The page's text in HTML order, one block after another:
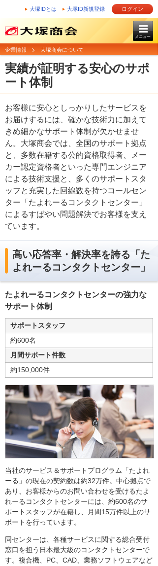
大塚IDとは 大塚ID新規登録 ログイン
メニュー
企業情報 大塚商会について
実績が証明する安心のサポ
ート体制
お客様に安心としっかりしたサービスを
お届けするには、確かな技術力に加えて
きめ細かなサポート体制が欠かせませ
ん。大塚商会では、全国のサポート拠点
と、多数在籍する公的資格取得者、メー
カー認定資格者といった専門エンジニア
による技術支援と、多くのサポートスタ
ッフと充実した回線数を持つコールセン
ター「たよれーるコンタクトセンター」
によるすばやい問題解決でお客様を支え
ています。
高い応答率・解決率を誇る「た
よれーるコンタクトセンター」
たよれーるコンタクトセンターの強力な
サポート体制
サポートスタッフ
約600名
月間サポート件数
約150,000件
当社のサービス＆サポートプログラム「たよれ
ーる」の現在の契約数は約32万件。中心拠点で
あり、お客様からのお問い合わせを受けるたよ
れーるコンタクトセンターには、約600名のサ
ポートスタッフが在籍し、月間15万件以上のサ
ポートを行っています。
同センターは、各種サービスに関する総合受付
窓口を担う日本最大級のコンタクトセンターで
す。複合機、PC、CAD、業務ソフトウェアなど